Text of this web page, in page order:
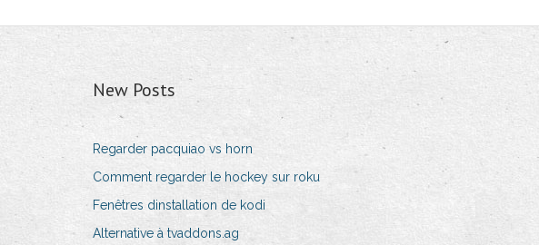
New Posts
Regarder pacquiao vs horn
Comment regarder le hockey sur roku
Fenêtres dinstallation de kodi
Alternative à tvaddons.ag